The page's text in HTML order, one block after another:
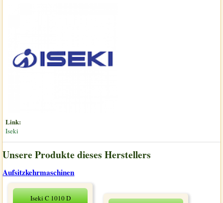
Link:
Iseki
Unsere Produkte dieses Herstellers
Aufsitzkehrmaschinen
Iseki C 1010 D